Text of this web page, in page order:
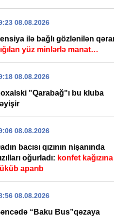
08.08.2026
ilə bağlı gözlənilən
yüz minlərlə manat…
08.08.2026
"Qarabağ"ı bu kluba
08.08.2026
bacısı qızının nişanında
oğurladı: konfet kağızına
aparıb
08.08.2026
“Baku Bus”qəzaya